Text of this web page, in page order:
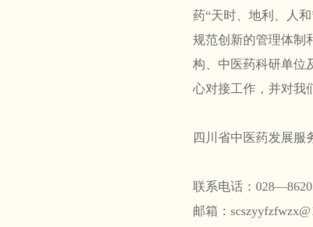
药“天时、地利、人
规范创新的管理体制
构、中医药科研单位
心对接工作，并对我
四川省中医药发展服
联系电话：
邮箱：